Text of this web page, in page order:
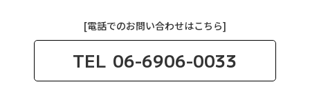
[電話でのお問い合わせはこちら]
TEL 06-6906-0033